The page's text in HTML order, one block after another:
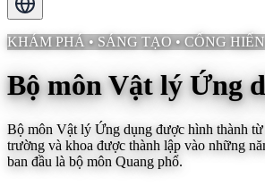
KHÁM PHÁ • SÁNG TẠO • CỐNG HIẾN
Bộ môn Vật lý Ứng
Bộ môn Vật lý Ứng dụng được hình thành
trường và khoa được thành lập vào những
ban đầu là bộ môn Quang phổ.